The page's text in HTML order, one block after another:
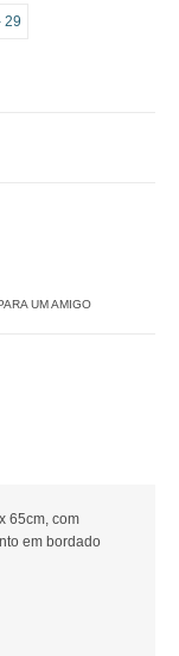
UM AMIGO
65cm, com
em bordado